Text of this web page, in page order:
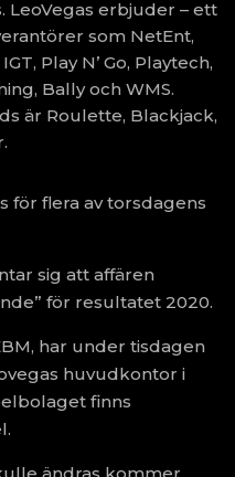
erbjuder – ett
som NetEnt,
Play N’ Go, Playtech,
Bally och WMS.
är Roulette, Blackjack,
för flera av torsdagens
sig att affären
för resultatet 2020.
har under tisdagen
huvudkontor i
finns